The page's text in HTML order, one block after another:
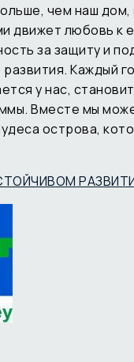
чем наш дом,
движет любовь к
за защиту и
Каждый
у нас,
Вместе мы
острова,